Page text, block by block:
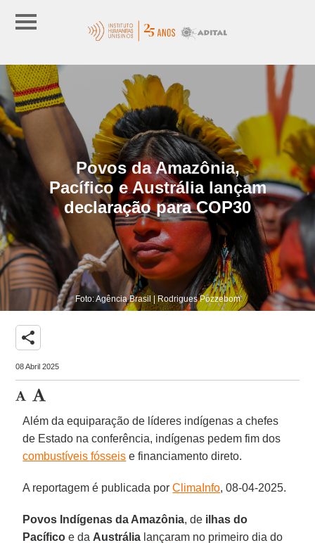
Povos da Amazônia,
Pacífico e Austrália lançam
declaração para COP30
Foto: Agência Brasil | Rodrigues Pozzebom
share
08 Abril 2025
Além da equiparação de líderes indígenas a chefes
de Estado na conferência, indígenas pedem fim dos
combustíveis fósseis e financiamento direto.
A reportagem é publicada porClimaInfo, 08-04-2025.
Povos Indígenas da Amazônia, de ilhas do
Pacífico e da Austrália lançaram no primeiro dia do